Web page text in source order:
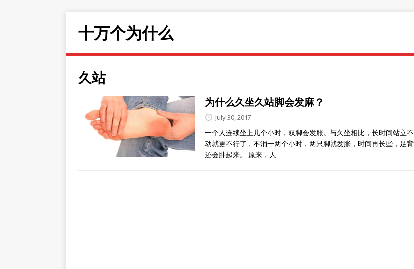
十万个为什么
久站
为什么久坐久站脚会发麻？
July 30, 2017
一个人连续坐上几个小时，双脚会发胀。与久坐相比，长时间站立不
动就更不行了，不消一两个小时，两只脚就发胀，时间再长些，足背
还会肿起来。 原来，人